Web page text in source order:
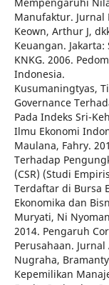
Manufaktur. Jurnal
Keown, Arthur J,
Keuangan. Jakarta:
KNKG. 2006.
Indonesia.
Kusumaningtyas,
Governance
Pada Indeks Sri-
Ilmu Ekonomi
Maulana, Fahry.
Terhadap
(CSR) (Studi
Terdaftar di Bursa
Ekonomika dan
Muryati, Ni
2014. Pengaruh
Perusahaan.
Nugraha,
Kepemilikan